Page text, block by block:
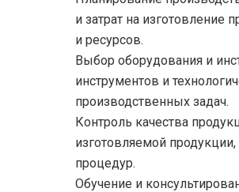
и затрат на изготовление
и ресурсов.
Выбор оборудования и
инструментов и
производственных задач.
Контроль качества
изготовляемой
процедур.
Обучение и